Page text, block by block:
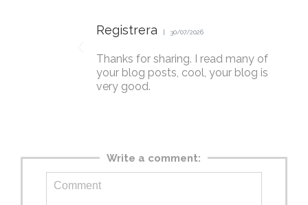
Registrera 30/07/2026
Thanks for sharing. I read many of
your blog posts, cool, your blog is
very good.
Write a comment: